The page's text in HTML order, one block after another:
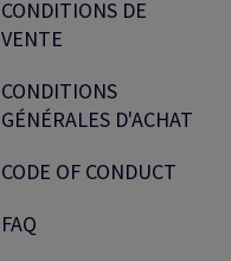
CONDITIONS DE
VENTE
CONDITIONS
GÉNÉRALES D'ACHAT
CODE OF CONDUCT
FAQ